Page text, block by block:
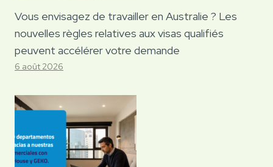
Vous envisagez de travailler en Australie ? Les
nouvelles règles relatives aux visas qualifiés
peuvent accélérer votre demande
6 août 2026